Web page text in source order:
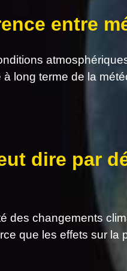
entre
long terme de la
dire par
des changements
que les effets sur la